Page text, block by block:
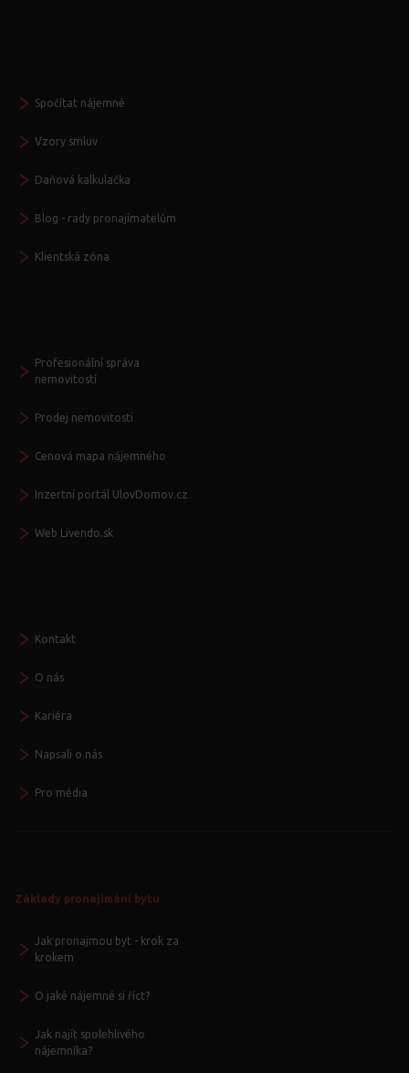
Spočítat nájemné
Vzory smluv
Daňová kalkulačka
Blog - rady pronajímatelům
Klientská zóna
Profesionální správa
nemovitostí
Prodej nemovitosti
Cenová mapa nájemného
Inzertní portál UlovDomov.cz
Web Livendo.sk
Kontakt
O nás
Kariéra
Napsali o nás
Pro média
Základy pronajímání bytu
Jak pronajmou byt - krok za
krokem
O jaké nájemné si říct?
Jak najít spolehlivého
nájemníka?